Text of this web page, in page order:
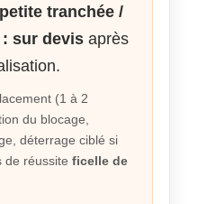
tranchée /
sur devis après
(1 à 2
du blocage,
déterrage ciblé si
de réussite ficelle de